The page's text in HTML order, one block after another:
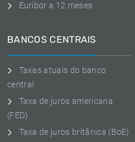
Euribor a 12 meses
BANCOS CENTRAIS
Taxas atuais do banco
central
Taxa de juros americana
(FED)
Taxa de juros britânica (BoE)